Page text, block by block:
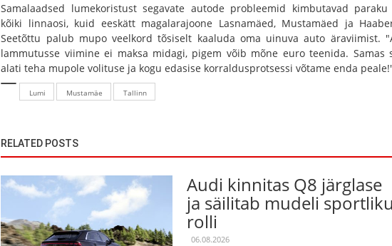
Samalaadsed lumekoristust segavate autode probleemid kimbutavad paraku
kõiki linnaosi, kuid eeskätt magalarajoone Lasnamäed, Mustamäed ja
Seetõttu palub mupo veelkord tõsiselt kaaluda oma uinuva auto äraviimist.
lammutusse viimine ei maksa midagi, pigem võib mõne euro teenida. Samas
alati teha mupole volituse ja kogu edasise korraldusprotsessi võtame enda
Lumi Mustamäe Tallinn
RELATED POSTS
Audi kinnitas Q8 järglase
ja säilitab mudeli sportliku
rolli
06.08.2026